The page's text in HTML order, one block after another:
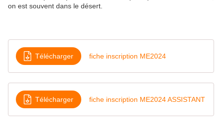
on est souvent dans le désert.
Télécharger fiche inscription ME2024
Télécharger fiche inscription ME2024 ASSISTANT